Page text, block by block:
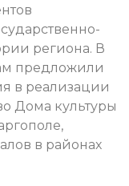
региона. В
предложили
в реализации
Дома культуры
в районах